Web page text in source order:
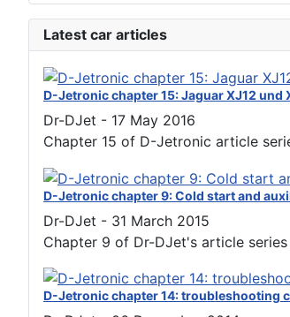
Latest car articles
D-Jetronic chapter 15: Jaguar XJ12 und
Dr-DJet - 17 May 2016
Chapter 15 of D-Jetronic article
D-Jetronic chapter 9: Cold start and
Dr-DJet - 31 March 2015
Chapter 9 of Dr-DJet's article
D-Jetronic chapter 14: troubleshooting